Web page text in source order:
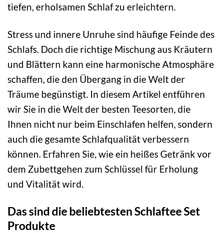
tiefen, erholsamen Schlaf zu erleichtern.
Stress und innere Unruhe sind häufige Feinde des
Schlafs. Doch die richtige Mischung aus Kräutern
und Blättern kann eine harmonische Atmosphäre
schaffen, die den Übergang in die Welt der
Träume begünstigt. In diesem Artikel entführen
wir Sie in die Welt der besten Teesorten, die
Ihnen nicht nur beim Einschlafen helfen, sondern
auch die gesamte Schlafqualität verbessern
können. Erfahren Sie, wie ein heißes Getränk vor
dem Zubettgehen zum Schlüssel für Erholung
und Vitalität wird.
Das sind die beliebtesten Schlaftee Set
Produkte